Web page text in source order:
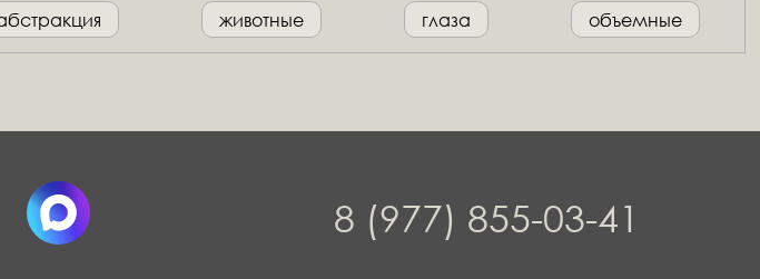
животные глаза объемные
8 (977) 855-03-41